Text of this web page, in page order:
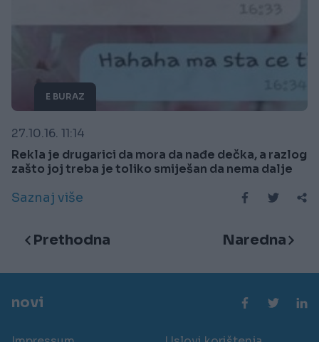
E BURAZ
27.10.16. 11:14
Rekla je drugarici da mora da nađe dečka, a razlog
zašto joj treba je toliko smiješan da nema dalje
Saznaj više
Prethodna Naredna
novi